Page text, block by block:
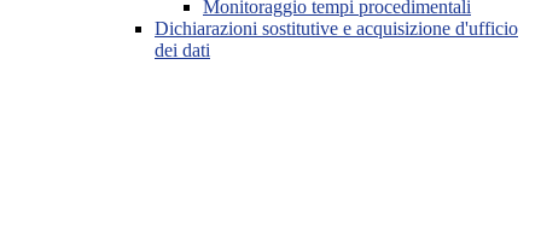
Monitoraggio tempi procedimentali
Dichiarazioni sostitutive e acquisizione d'ufficio
dei dati